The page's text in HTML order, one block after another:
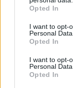
grant or deny
use your data for
consent section.
Opted In
I want to opt-
Personal Data.
Opted In
I want to opt-
Personal
Opted In